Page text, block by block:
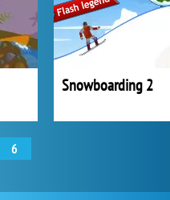
Snowboarding 2
6